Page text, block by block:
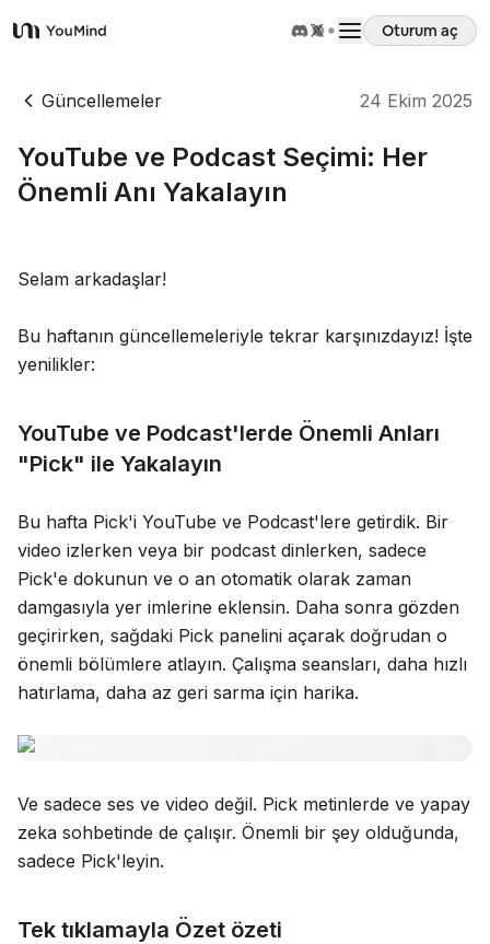
YouMind
Oturum aç
Genel Bakış
Kullanım Senaryoları
İndir
Blog
Güncellemeler 24 Ekim 2025
YouTube ve Podcast Seçimi: Her
Önemli Anı Yakalayın
Selam arkadaşlar!
Bu haftanın güncellemeleriyle tekrar karşınızdayız! İşte
yenilikler:
YouTube ve Podcast'lerde Önemli Anları
"Pick" ile Yakalayın
Bu hafta Pick'i YouTube ve Podcast'lere getirdik. Bir
video izlerken veya bir podcast dinlerken, sadece
Pick'e dokunun ve o an otomatik olarak zaman
damgasıyla yer imlerine eklensin. Daha sonra gözden
geçirirken, sağdaki Pick panelini açarak doğrudan o
önemli bölümlere atlayın. Çalışma seansları, daha hızlı
hatırlama, daha az geri sarma için harika.
Ve sadece ses ve video değil. Pick metinlerde ve yapay
zeka sohbetinde de çalışır. Önemli bir şey olduğunda,
sadece Pick'leyin.
Tek tıklamayla Özet özeti